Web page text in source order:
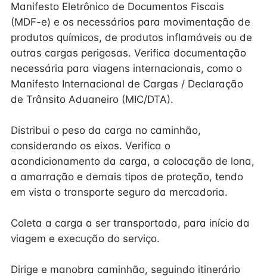
Manifesto Eletrônico de Documentos Fiscais
(MDF-e) e os necessários para movimentação de
produtos químicos, de produtos inflamáveis ou de
outras cargas perigosas. Verifica documentação
necessária para viagens internacionais, como o
Manifesto Internacional de Cargas / Declaração
de Trânsito Aduaneiro (MIC/DTA).
Distribui o peso da carga no caminhão,
considerando os eixos. Verifica o
acondicionamento da carga, a colocação de lona,
a amarração e demais tipos de proteção, tendo
em vista o transporte seguro da mercadoria.
Coleta a carga a ser transportada, para início da
viagem e execução do serviço.
Dirige e manobra caminhão, seguindo itinerário